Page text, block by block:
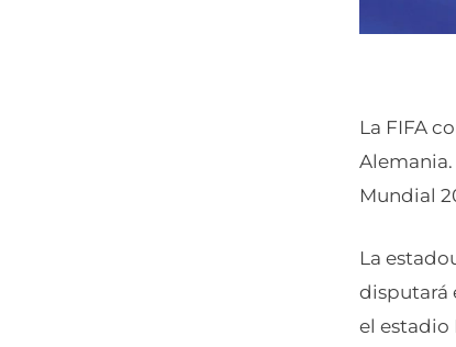
La FIFA
Mundial
La
disputará
el estadio